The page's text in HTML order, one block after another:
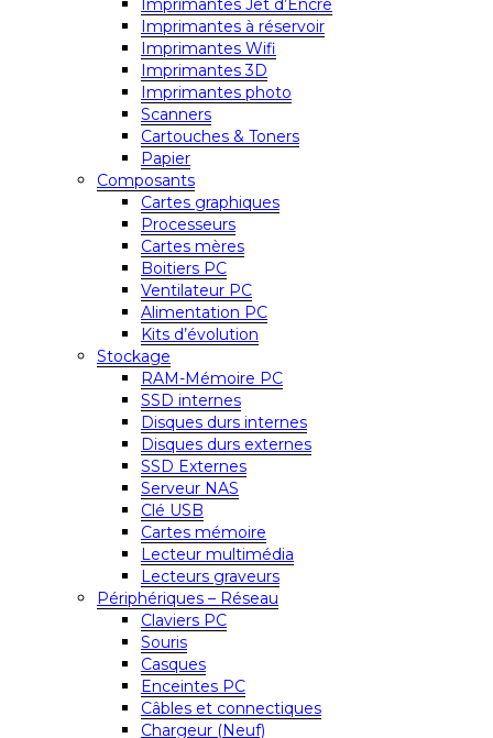
Imprimantes Jet d’Encre
Imprimantes à réservoir
Imprimantes Wifi
Imprimantes 3D
Imprimantes photo
Scanners
Cartouches & Toners
Papier
Composants
Cartes graphiques
Processeurs
Cartes mères
Boitiers PC
Ventilateur PC
Alimentation PC
Kits d’évolution
Stockage
RAM-Mémoire PC
SSD internes
Disques durs internes
Disques durs externes
SSD Externes
Serveur NAS
Clé USB
Cartes mémoire
Lecteur multimédia
Lecteurs graveurs
Périphériques – Réseau
Claviers PC
Souris
Casques
Enceintes PC
Câbles et connectiques
Chargeur (Neuf)